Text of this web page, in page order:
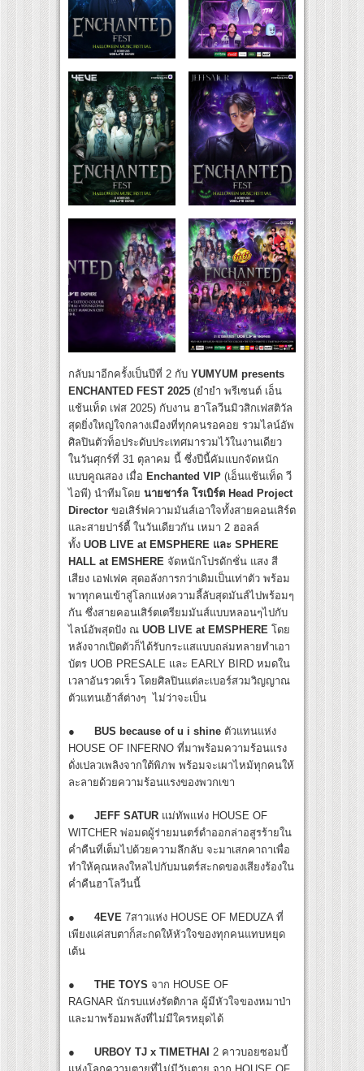
กลับมาอีกครั้งเป็นปีที่ 2 กับ YUMYUM presents
ENCHANTED FEST 2025 (ยำยำ พรีเซนต์ เอ็น
แช้นเท็ด เฟส 2025) กับงาน ฮาโลวีนมิวสิกเฟสติวัล
สุดยิ่งใหญ่ใจกลางเมืองที่ทุกคนรอคอย รวมไลน์อัพ
ศิลปินตัวท็อประดับประเทศมารวมไว้ในงานเดียว
ในวันศุกร์ที่ 31 ตุลาคม นี้ ซึ่งปีนี้คัมแบกจัดหนัก
แบบคูณสอง เมื่อ Enchanted VIP (เอ็นแช้นเท็ด วี
ไอพี) นำทีมโดย นายชาร์ล โรเบิร์ต Head Project
Director ขอเสิร์ฟความมันส์เอาใจทั้งสายคอนเสิร์ต
และสายปาร์ตี้ ในวันเดียวกัน เหมา 2 ฮอลล์
ทั้ง UOB LIVE at EMSPHERE และ SPHERE
HALL at EMSHERE จัดหนักโปรดักชั่น แสง สี
เสียง เอฟเฟค สุดอลังการกว่าเดิมเป็นเท่าตัว พร้อม
พาทุกคนเข้าสู่โลกแห่งความลี้ลับสุดมันส์ไปพร้อมๆ
กัน ซึ่งสายคอนเสิร์ตเตรียมมันส์แบบหลอนๆไปกับ
ไลน์อัพสุดปัง ณ UOB LIVE at EMSPHERE โดย
หลังจากเปิดตัวก็ได้รับกระแสแบบถล่มทลายทำเอา
บัตร UOB PRESALE และ EARLY BIRD หมดใน
เวลาอันรวดเร็ว โดยศิลปินแต่ละเบอร์สวมวิญญาณ
ตัวแทนเฮ้าส์ต่างๆ ไม่ว่าจะเป็น
● BUS because of u i shine ตัวแทนแห่ง
HOUSE OF INFERNO ที่มาพร้อมความร้อนแรง
ดั่งเปลวเพลิงจากใต้พิภพ พร้อมจะเผาไหม้ทุกคนให้
ละลายด้วยความร้อนเเรงของพวกเขา
● JEFF SATUR แม่ทัพแห่ง HOUSE OF
WITCHER พ่อมดผู้ร่ายมนตร์ดำออกล่าอสูรร้ายใน
ค่ำคืนที่เต็มไปด้วยความลึกลับ จะมาเสกคาถาเพื่อ
ทำให้คุณหลงใหลไปกับมนตร์สะกดของเสียงร้องใน
ค่ำคืนฮาโลวีนนี้
● 4EVE 7สาวแห่ง HOUSE OF MEDUZA ที่
เพียงแค่สบตาก็สะกดให้หัวใจของทุกคนแทบหยุด
เต้น
● THE TOYS จาก HOUSE OF
RAGNAR นักรบแห่งรัตติกาล ผู้มีหัวใจของหมาป่า
และมาพร้อมพลังที่ไม่มีใครหยุดได้
● URBOY TJ x TIMETHAI 2 คาวบอยซอมบี้